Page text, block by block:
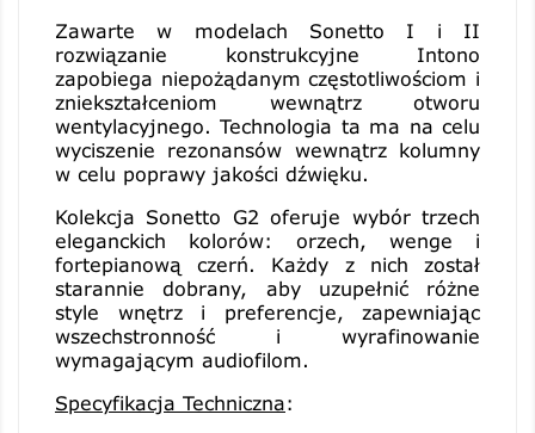
Zawarte w modelach Sonetto I i II
rozwiązanie konstrukcyjne Intono
zapobiega niepożądanym częstotliwościom i
zniekształceniom wewnątrz otworu
wentylacyjnego. Technologia ta ma na celu
wyciszenie rezonansów wewnątrz kolumny
w celu poprawy jakości dźwięku.
Kolekcja Sonetto G2 oferuje wybór trzech
eleganckich kolorów: orzech, wenge i
fortepianową czerń. Każdy z nich został
starannie dobrany, aby uzupełnić różne
style wnętrz i preferencje, zapewniając
wszechstronność i wyrafinowanie
wymagającym audiofilom.
Specyfikacja Techniczna: